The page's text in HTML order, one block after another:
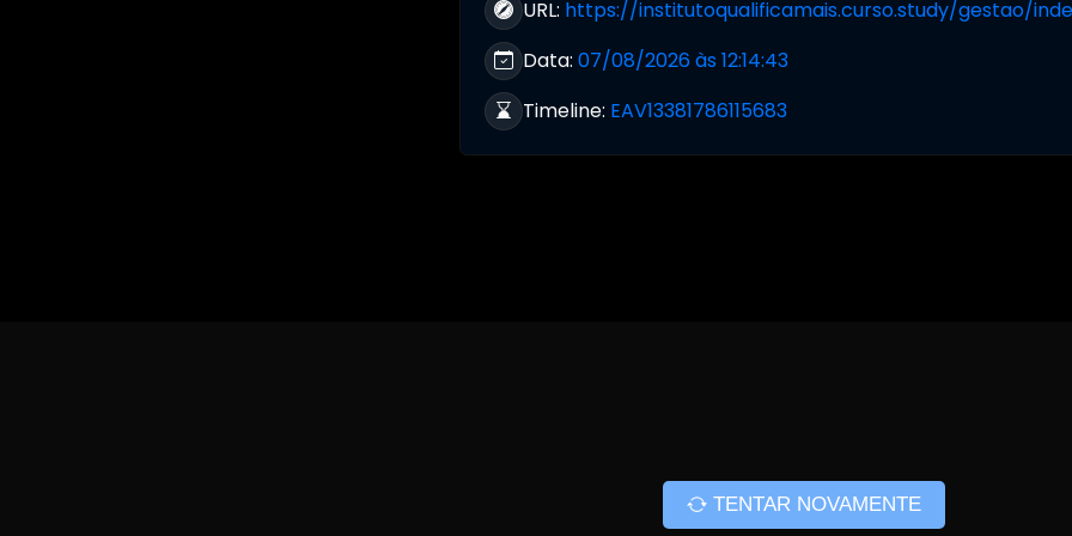
URL: https://institutoqualificamais.curso.study/gestao/
Data: 07/08/2026 às 12:14:43
Timeline: EAV13381786115683
TENTAR NOVAMENTE